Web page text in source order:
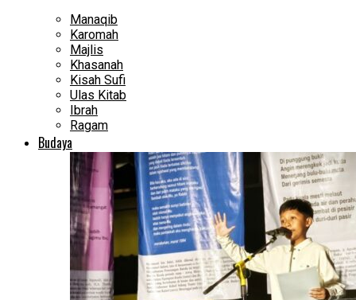
Manaqib
Karomah
Majlis
Khasanah
Kisah Sufi
Ulas Kitab
Ibrah
Ragam
Budaya